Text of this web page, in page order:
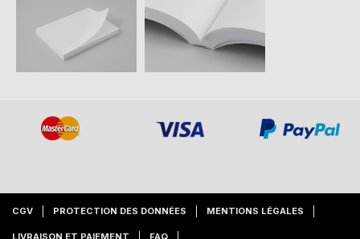
CGV PROTECTION DES DONNÉES MENTIONS LÉGALES